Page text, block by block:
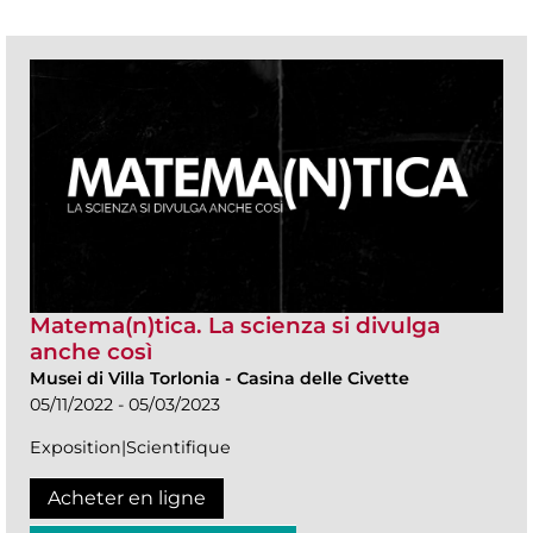
Matema(n)tica. La scienza si divulga
anche così
Musei di Villa Torlonia - Casina delle Civette
05/11/2022 - 05/03/2023
Exposition|Scientifique
Acheter en ligne